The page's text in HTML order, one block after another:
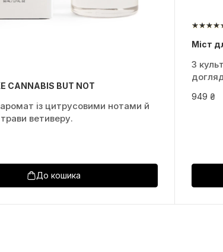
CANNABIS BUT NOT
із цитрусовими нотами й
ветиверу.
До кошика
Міст
З
949 ₴